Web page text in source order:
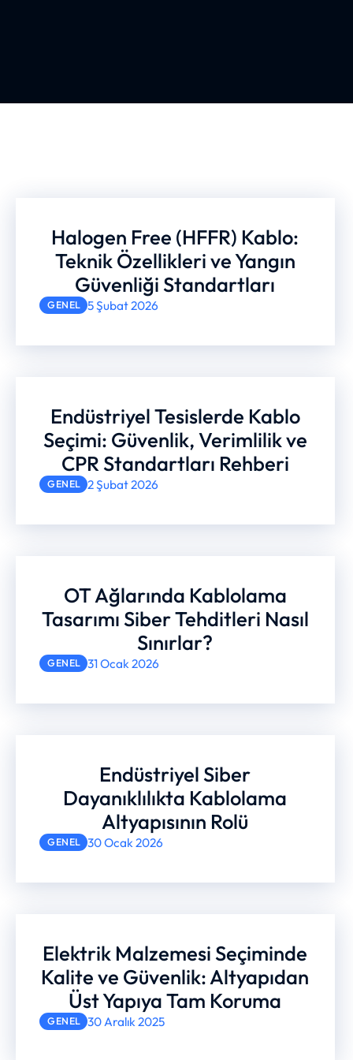
Halogen Free (HFFR) Kablo:
Teknik Özellikleri ve Yangın
Güvenliği Standartları
GENEL 5 Şubat 2026
Endüstriyel Tesislerde Kablo
Seçimi: Güvenlik, Verimlilik ve
CPR Standartları Rehberi
GENEL 2 Şubat 2026
OT Ağlarında Kablolama
Tasarımı Siber Tehditleri Nasıl
Sınırlar?
GENEL 31 Ocak 2026
Endüstriyel Siber
Dayanıklılıkta Kablolama
Altyapısının Rolü
GENEL 30 Ocak 2026
Elektrik Malzemesi Seçiminde
Kalite ve Güvenlik: Altyapıdan
Üst Yapıya Tam Koruma
GENEL 30 Aralık 2025